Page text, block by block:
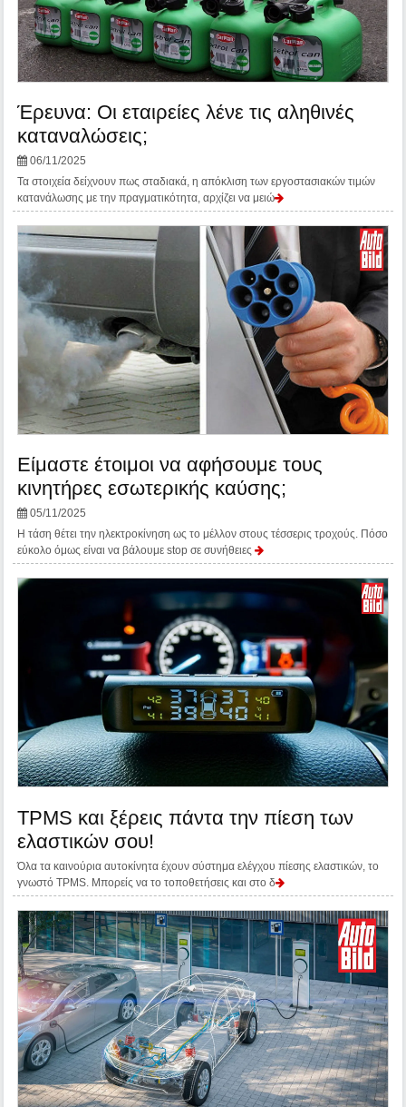
Έρευνα: Οι εταιρείες λένε τις αληθινές
καταναλώσεις;
06/11/2025
Τα στοιχεία δείχνουν πως σταδιακά, η απόκλιση των εργοστασιακών τιμών
κατανάλωσης με την πραγματικότητα, αρχίζει να μειώ
Είμαστε έτοιμοι να αφήσουμε τους
κινητήρες εσωτερικής καύσης;
05/11/2025
Η τάση θέτει την ηλεκτροκίνηση ως το μέλλον στους τέσσερις τροχούς. Πόσο
εύκολο όμως είναι να βάλουμε stop σε συνήθειες
ΤPMS και ξέρεις πάντα την πίεση των
ελαστικών σου!
Όλα τα καινούρια αυτοκίνητα έχουν σύστημα ελέγχου πίεσης ελαστικών, το
γνωστό TPMS. Μπορείς να το τοποθετήσεις και στο δ